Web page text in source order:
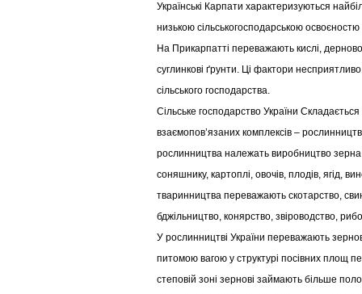
Українські Карпати характеризуються
низькою сільськогосподарською
На Прикарпатті переважають кислі,
суглинкові ґрунти. Ці фактори
сільського господарства.
Сільське господарство України
взаємопов’язаних комплексів –
рослинництва належать виробництво
соняшнику, картоплі, овочів, плодів, ягід,
тваринництва переважають скотарство,
бджільництво, конярство, звіроводство,
У рослинництві України переважають
питомою вагою у структурі посівних площ
степовій зоні зернові займають більше